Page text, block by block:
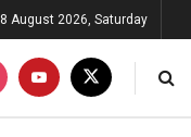
8 August 2026, Saturday